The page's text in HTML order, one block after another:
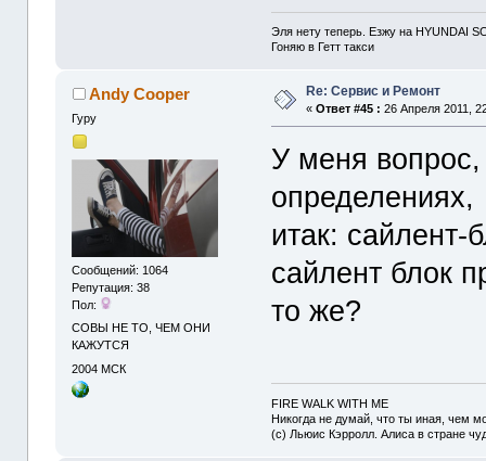
Эля нету теперь. Езжу на HYUNDAI
Гоняю в Гетт такси
Andy Cooper
Гуру
Сообщений: 1064
Репутация: 38
Пол:
СОВЫ НЕ ТО, ЧЕМ ОНИ
КАЖУТСЯ
2004 МСК
Re: Сервис и Ремонт
«Ответ #45 : 26 Апреля 2011,
У меня вопрос,
определениях,
итак: сайлент-
сайлент блок
то же?
FIRE WALK WITH ME
Никогда не думай, что ты иная, чем
(с) Льюис Кэрролл. Алиса в стране